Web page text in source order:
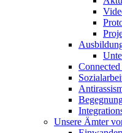
Unsere Ämter